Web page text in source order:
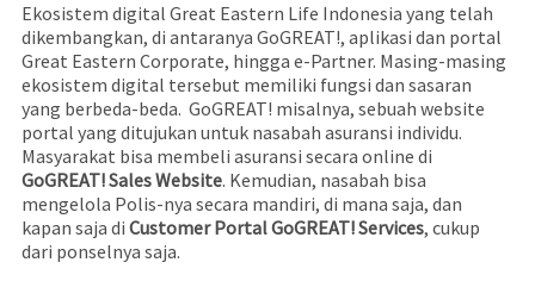
Ekosistem digital Great Eastern Life Indonesia yang telah
dikembangkan, di antaranya GoGREAT!, aplikasi dan portal
Great Eastern Corporate, hingga e-Partner. Masing-masing
ekosistem digital tersebut memiliki fungsi dan sasaran
yang berbeda-beda. GoGREAT! misalnya, sebuah website
portal yang ditujukan untuk nasabah asuransi individu.
Masyarakat bisa membeli asuransi secara online di
GoGREAT! Sales Website. Kemudian, nasabah bisa
mengelola Polis-nya secara mandiri, di mana saja, dan
kapan saja di Customer Portal GoGREAT! Services, cukup
dari ponselnya saja.